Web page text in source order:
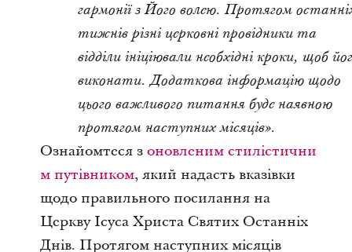
гармонії з Його волею. Протягом
тижнів різні церковні провідники та
відділи ініціювали необхідні кроки, щоб
виконати. Додаткова інформацію щодо
цього важливого питання буде наявною
протягом наступних місяців».
Ознайомтеся з оновленим стилістични
м путівником, який надасть вказівки
щодо правильного посилання на
Церкву Ісуса Христа Святих Останніх
Днів. Протягом наступних місяців